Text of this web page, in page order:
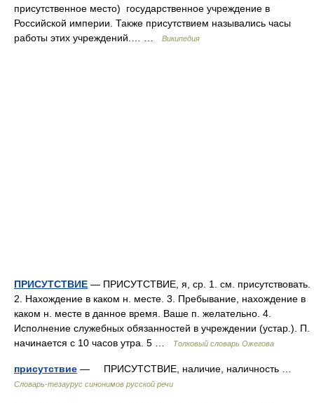
присутственное место) государственное учреждение в
Российской империи. Также присутствием назывались часы
работы этих учреждений.… …
Википедия
ПРИСУТСТВИЕ — ПРИСУТСТВИЕ, я, ср. 1. см. присутствовать.
2. Нахождение в каком н. месте. 3. Пребывание, нахождение в
каком н. месте в данное время. Ваше п. желательно. 4.
Исполнение служебных обязанностей в учреждении (устар.). П.
начинается с 10 часов утра. 5 …
Толковый словарь Ожегова
присутствие — ПРИСУТСТВИЕ, наличие, наличность …
Словарь-тезаурус синонимов русской речи